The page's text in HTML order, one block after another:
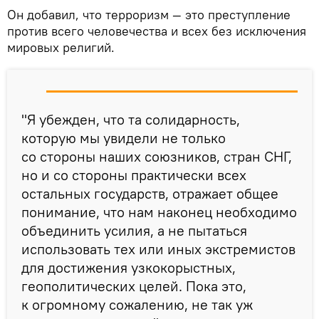
Он добавил, что терроризм — это преступление
против всего человечества и всех без исключения
мировых религий.
"Я убежден, что та солидарность,
которую мы увидели не только
со стороны наших союзников, стран СНГ,
но и со стороны практически всех
остальных государств, отражает общее
понимание, что нам наконец необходимо
объединить усилия, а не пытаться
использовать тех или иных экстремистов
для достижения узкокорыстных,
геополитических целей. Пока это,
к огромному сожалению, не так уж